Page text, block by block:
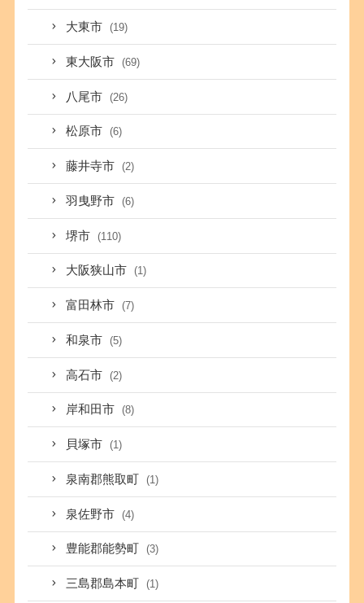
大東市 (19)
東大阪市 (69)
八尾市 (26)
松原市 (6)
藤井寺市 (2)
羽曳野市 (6)
堺市 (110)
大阪狭山市 (1)
富田林市 (7)
和泉市 (5)
高石市 (2)
岸和田市 (8)
貝塚市 (1)
泉南郡熊取町 (1)
泉佐野市 (4)
豊能郡能勢町 (3)
三島郡島本町 (1)